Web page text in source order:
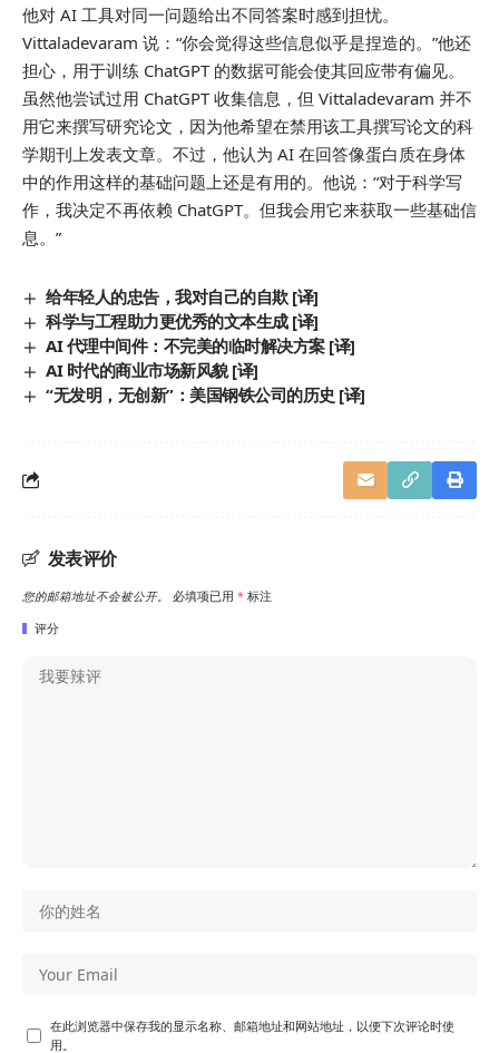
他对 AI 工具对同一问题给出不同答案时感到担忧。
Vittaladevaram 说：“你会觉得这些信息似乎是捏造的。”他还
担心，用于训练 ChatGPT 的数据可能会使其回应带有偏见。
虽然他尝试过用 ChatGPT 收集信息，但 Vittaladevaram 并不
用它来撰写研究论文，因为他希望在禁用该工具撰写论文的科
学期刊上发表文章。不过，他认为 AI 在回答像蛋白质在身体
中的作用这样的基础问题上还是有用的。他说：“对于科学写
作，我决定不再依赖 ChatGPT。但我会用它来获取一些基础信
息。”
给年轻人的忠告，我对自己的自欺 [译]
科学与工程助力更优秀的文本生成 [译]
AI 代理中间件：不完美的临时解决方案 [译]
AI 时代的商业市场新风貌 [译]
“无发明，无创新”：美国钢铁公司的历史 [译]
发表评价
您的邮箱地址不会被公开。 必填项已用 * 标注
评分
在此浏览器中保存我的显示名称、邮箱地址和网站地址，以便下次评论时使
用。